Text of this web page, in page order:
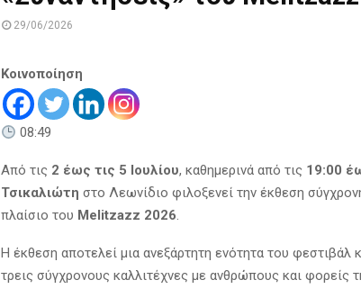
29/06/2026
Κοινοποίηση
08:49
Από τις 2 έως τις 5 Ιουλίου, καθημερινά από τις 19:00
Τσικαλιώτη στο Λεωνίδιο φιλοξενεί την έκθεση
πλαίσιο του Melitzazz 2026.
Η έκθεση αποτελεί μια ανεξάρτητη ενότητα του φεστιβάλ
τρεις σύγχρονους καλλιτέχνες με ανθρώπους και φορείς